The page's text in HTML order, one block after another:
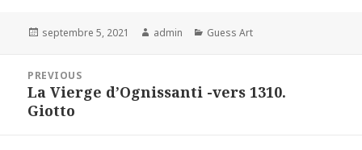
Posted
septembre 5, 2021 Author
admin Categories
Guess Art
l’article
PREVIOUS
Previous
post:
La Vierge d’Ognissanti -vers 1310.
Giotto